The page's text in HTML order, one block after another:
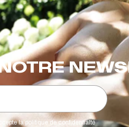
la politique de confidentialté